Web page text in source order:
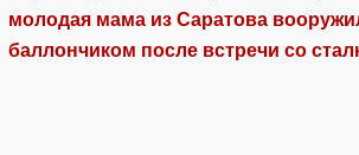
молодая мама из Саратова
баллончиком после встречи со